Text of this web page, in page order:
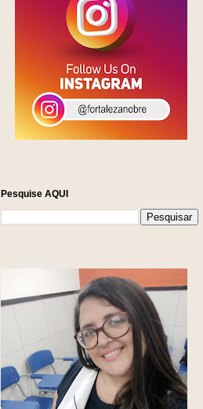
Pesquise AQUI